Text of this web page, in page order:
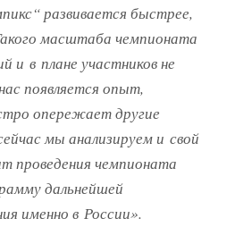
развивается быстрее,
масштаба чемпионата
и в плане участников не
появляется опыт,
опережает другие
мы анализируем и свой
проведения чемпионата
дальнейшей
именно в России».